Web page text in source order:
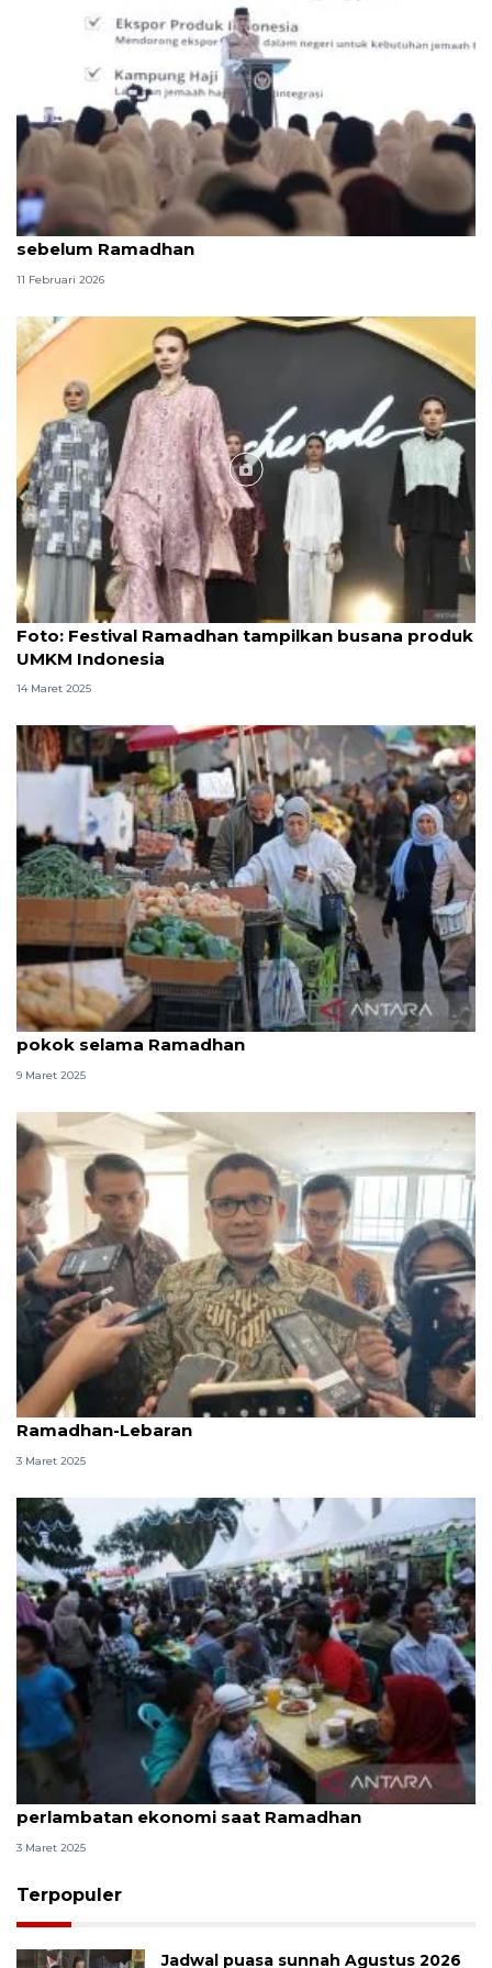
Kemenhaj upayakan beras haji bisa dikirim ke Saudi
sebelum Ramadhan
11 Februari 2026
Foto
Foto: Festival Ramadhan tampilkan busana produk
UMKM Indonesia
14 Maret 2025
Warga Lebanon kesulitan belanja kebutuhan
pokok selama Ramadhan
9 Maret 2025
Pemerintah komitmen jaga aktivitas ekonomi
Ramadhan-Lebaran
3 Maret 2025
Ekonom minta pemerintah memitigasi
perlambatan ekonomi saat Ramadhan
3 Maret 2025
Terpopuler
Jadwal puasa sunnah Agustus 2026